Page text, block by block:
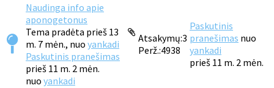
Naudinga info apie
aponogetonus
Tema pradėta prieš 13
m. 7 mėn., nuo yankadi
Paskutinis pranešimas
prieš 11 m. 2 mėn.
nuo yankadi
Atsakymų:3
Perž.:4938
Paskutinis
pranešimas nuo
yankadi
prieš 11 m. 2 mėn.